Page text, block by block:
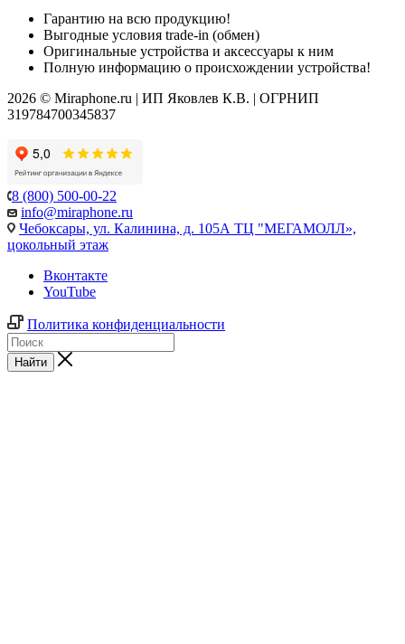
Гарантию на всю продукцию!
Выгодные условия trade-in (обмен)
Оригинальные устройства и аксессуары к ним
Полную информацию о происхождении устройства!
2026 © Miraphone.ru | ИП Яковлев К.В. | ОГРНИП
319784700345837
8 (800) 500-00-22
info@miraphone.ru
Чебоксары, ул. Калинина, д. 105А ТЦ "МЕГАМОЛЛ»,
цокольный этаж
Вконтакте
YouTube
Политика конфиденциальности
Найти